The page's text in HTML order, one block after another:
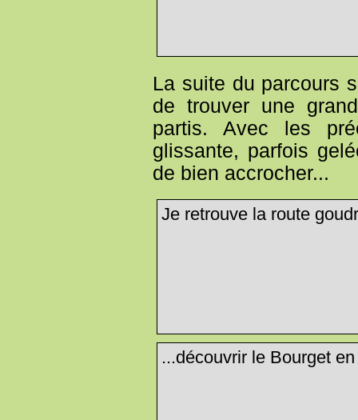
La suite du parcours
de trouver une
partis. Avec les
glissante, parfois
de bien accrocher...
Je retrouve la route
...découvrir le Bourget